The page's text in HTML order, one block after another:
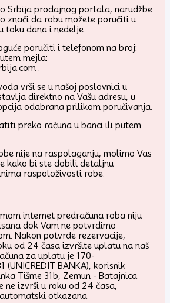
Srbija prodajnog portala, narudžbe
znači da robu možete poručiti u
toku dana i nedelje.
poručiti i telefonom na broj:
mejla:
.
vrši se u našoj poslovnici u
direktno na Vašu adresu, u
odabrana prilikom poručivanja.
preko računa u banci ili putem
nije na raspolaganju, molimo Vas
kako bi ste dobili detaljnu
raspoloživosti robe.
internet predračuna roba niju
dok Vam ne potvrdimo
Nakon potvrde rezervacije,
od 24 časa izvršite uplatu na naš
za uplatu je 170-
(UNICREDIT BANKA), korisnik
Tišme 31b, Zemun - Batajnica.
ne izvrši u roku od 24 časa,
otkazana.